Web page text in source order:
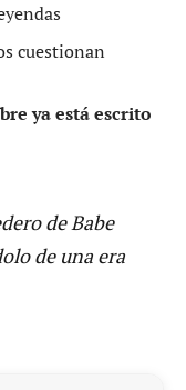
cuestionan
ya está escrito
de Babe
de una era